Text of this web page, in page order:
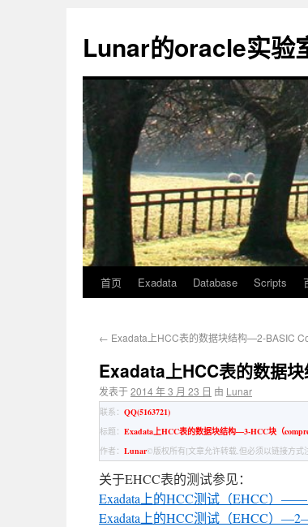
Lunar的oracle实验
首页 Exadata Database Scripts
← Exadata上HCC表的数据块结构—2-BASIC
Exadata上HCC表的数据
发表于2014 年 3 月 23 日 由 Lunar
联系： QQ(5163721)
标题： Exadata上HCC表的数据块结构—3-HCC块（
作者： Lunar©版权所有[文章允许转载,但必须以链接方式
关于EHCC表的测试参见：
Exadata上的HCC测试（EHCC）
Exadata上的HCC测试（EHCC）